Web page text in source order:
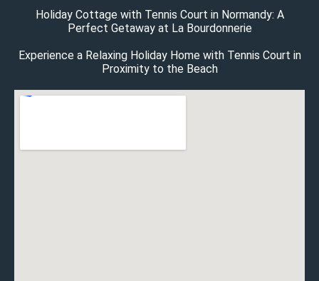
Holiday Cottage with Tennis Court in Normandy: A
Perfect Getaway at La Bourdonnerie
Experience a Relaxing Holiday Home with Tennis Court in
Proximity to the Beach